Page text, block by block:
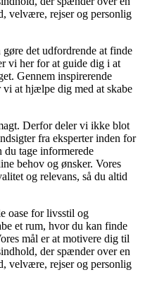
velvære, rejser og personlig
det udfordrende at finde
vi her for at guide dig i at
Gennem inspirerende
at hjælpe dig med at skabe
Derfor deler vi ikke blot
fra eksperter inden for
du tage informerede
behov og ønsker. Vores
og relevans, så du altid
oase for livsstil og
et rum, hvor du kan finde
mål er at motivere dig til
der spænder over en
velvære, rejser og personlig